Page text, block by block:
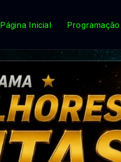
Página Inicial Programação